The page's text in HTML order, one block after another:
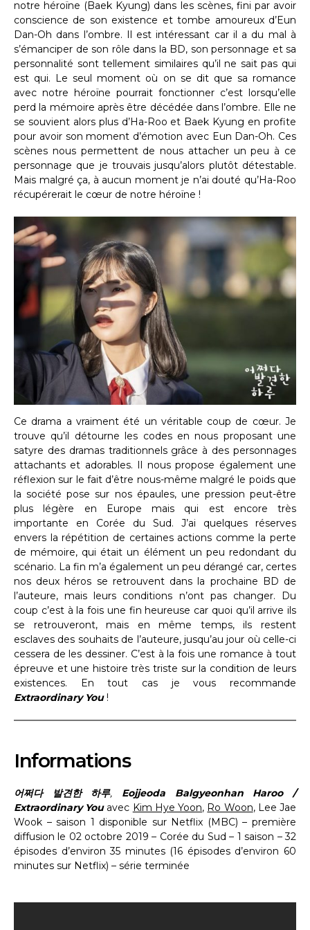
notre héroïne (Baek Kyung) dans les scènes, fini par avoir
conscience de son existence et tombe amoureux d’Eun
Dan-Oh dans l’ombre. Il est intéressant car il a du mal à
s’émanciper de son rôle dans la BD, son personnage et sa
personnalité sont tellement similaires qu’il ne sait pas qui
est qui. Le seul moment où on se dit que sa romance
avec notre héroïne pourrait fonctionner c’est lorsqu’elle
perd la mémoire après être décédée dans l’ombre. Elle ne
se souvient alors plus d’Ha-Roo et Baek Kyung en profite
pour avoir son moment d’émotion avec Eun Dan-Oh. Ces
scènes nous permettent de nous attacher un peu à ce
personnage que je trouvais jusqu’alors plutôt détestable.
Mais malgré ça, à aucun moment je n’ai douté qu’Ha-Roo
récupérerait le cœur de notre héroïne !
Ce drama a vraiment été un véritable coup de cœur. Je
trouve qu’il détourne les codes en nous proposant une
satyre des dramas traditionnels grâce à des personnages
attachants et adorables. Il nous propose également une
réflexion sur le fait d’être nous-même malgré le poids que
la société pose sur nos épaules, une pression peut-être
plus légère en Europe mais qui est encore très
importante en Corée du Sud. J’ai quelques réserves
envers la répétition de certaines actions comme la perte
de mémoire, qui était un élément un peu redondant du
scénario. La fin m’a également un peu dérangé car, certes
nos deux héros se retrouvent dans la prochaine BD de
l’auteure, mais leurs conditions n’ont pas changer. Du
coup c’est à la fois une fin heureuse car quoi qu’il arrive ils
se retrouveront, mais en même temps, ils restent
esclaves des souhaits de l’auteure, jusqu’au jour où celle-ci
cessera de les dessiner. C’est à la fois une romance à tout
épreuve et une histoire très triste sur la condition de leurs
existences. En tout cas je vous recommande
Extraordinary You!
Informations
어쩌다 발견한 하루, Eojjeoda Balgyeonhan Haroo /
Extraordinary Youavec Kim Hye Yoon, Ro Woon, Lee Jae
Wook – saison 1 disponible sur Netflix (MBC) – première
diffusion le 02 octobre 2019 – Corée du Sud – 1 saison – 32
épisodes d’environ 35 minutes (16 épisodes d’environ 60
minutes sur Netflix) – série terminée